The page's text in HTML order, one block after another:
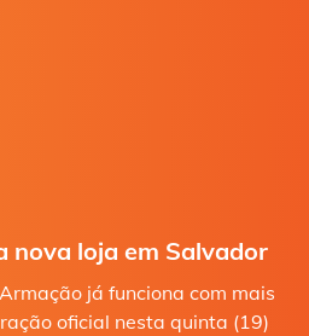
nova loja em Salvador
já funciona com mais
oficial nesta quinta (19)